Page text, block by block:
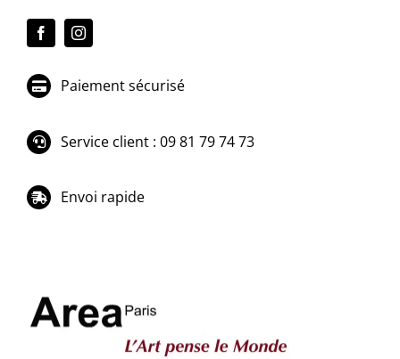
Paiement sécurisé
Service client : 09 81 79 74 73
Envoi rapide